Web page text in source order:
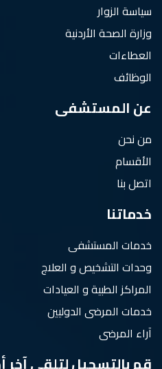
سياسة الزوار
وزارة الصحة الأردنية
العطاءات
الوظائف
عن المستشفى
من نحن
الأقسام
اتصل بنا
خدماتنا
خدمات المستشفى
وحدات التشخيص و العلاج
المراكز الطبية و العيادات
خدمات المرضى الدوليين
آراء المرضى
قم بالتسجيل لتلقي آخر